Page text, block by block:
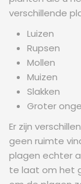
verschillende
Luizen
Rupsen
Mollen
Muizen
Slakken
Groter
Er zijn
geen ruimte
plagen echter
te laat om het